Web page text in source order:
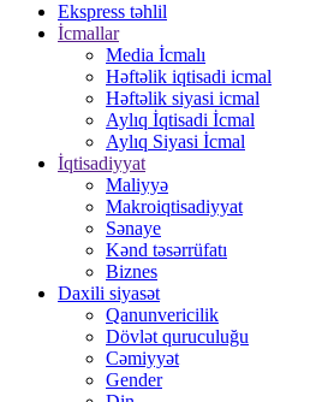
Ekspress təhlil
İcmallar
Media İcmalı
Həftəlik iqtisadi icmal
Həftəlik siyasi icmal
Aylıq İqtisadi İcmal
Aylıq Siyasi İcmal
İqtisadiyyat
Maliyyə
Makroiqtisadiyyat
Sənaye
Kənd təsərrüfatı
Biznes
Daxili siyasət
Qanunvericilik
Dövlət quruculuğu
Cəmiyyət
Gender